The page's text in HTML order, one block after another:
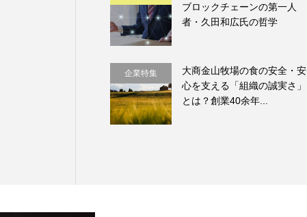
ブロックチェーンの第一人
者・久田和広氏の哲学
企業特集
大商金山牧場の食の安全・安
心を支える「組織の誠実さ」
とは？創業40余年...